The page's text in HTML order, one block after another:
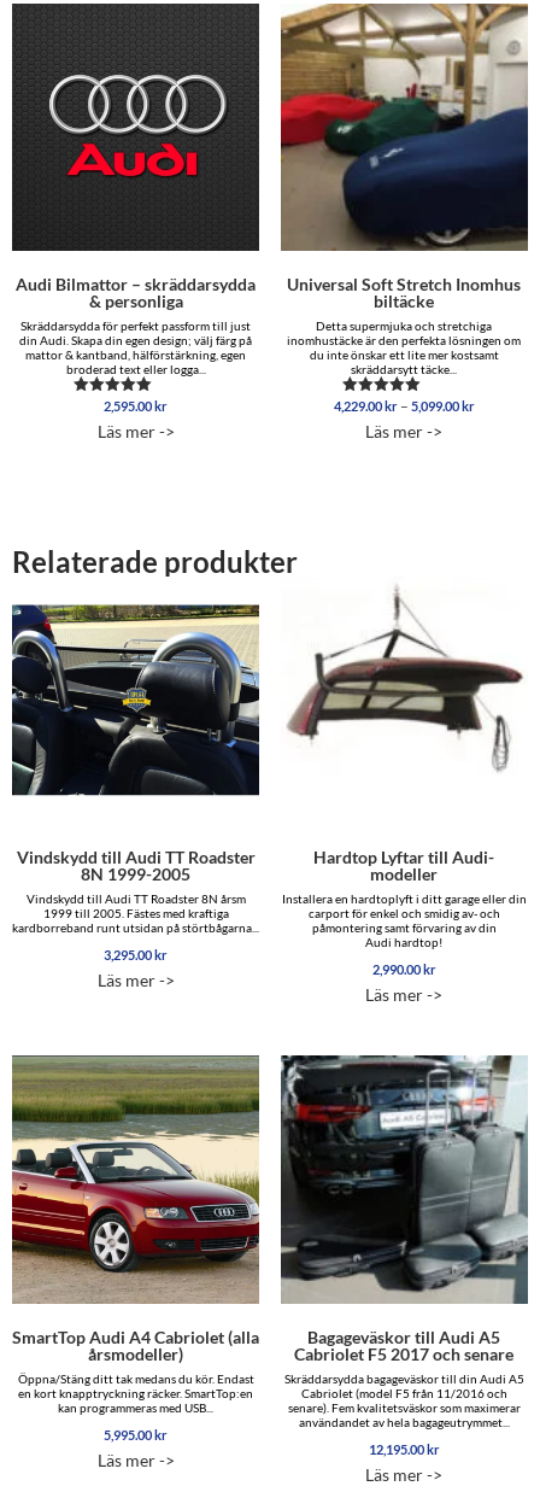
Audi Bilmattor – skräddarsydda
& personliga
Skräddarsydda för perfekt passform till just
din Audi. Skapa din egen design; välj färg på
mattor & kantband, hälförstärkning, egen
broderad text eller logga...
Betygsatt
av 5
2,595.00kr
Läs mer ->
Universal Soft Stretch Inomhus
biltäcke
Detta supermjuka och stretchiga
inomhustäcke är den perfekta lösningen om
du inte önskar ett lite mer kostsamt
skräddarsytt täcke...
Betygsatt
av 5
4,229.00kr – 5,099.00kr
Läs mer ->
Relaterade produkter
Vindskydd till Audi TT Roadster
8N 1999-2005
Vindskydd till Audi TT Roadster 8N årsm
1999 till 2005. Fästes med kraftiga
kardborreband runt utsidan på störtbågarna...
3,295.00 kr
Läs mer ->
Hardtop Lyftar till Audi-
modeller
Installera en hardtoplyft i ditt garage eller din
carport för enkel och smidig av- och
påmontering samt förvaring av din
Audi hardtop!
2,990.00 kr
Läs mer ->
SmartTop Audi A4 Cabriolet (alla
årsmodeller)
Öppna/Stäng ditt tak medans du kör. Endast
en kort knapptryckning räcker. SmartTop:en
kan programmeras med USB...
5,995.00kr
Läs mer ->
Bagageväskor till Audi A5
Cabriolet F5 2017 och senare
Skräddarsydda bagageväskor till din Audi A5
Cabriolet (model F5 från 11/2016 och
senare). Fem kvalitetsväskor som maximerar
användandet av hela bagageutrymmet...
12,195.00kr
Läs mer ->